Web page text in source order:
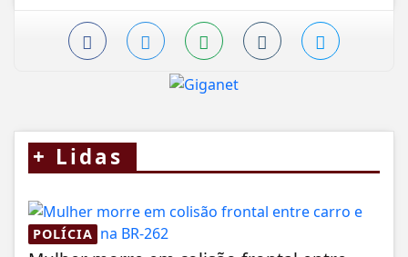
+ Lidas
POLÍCIA